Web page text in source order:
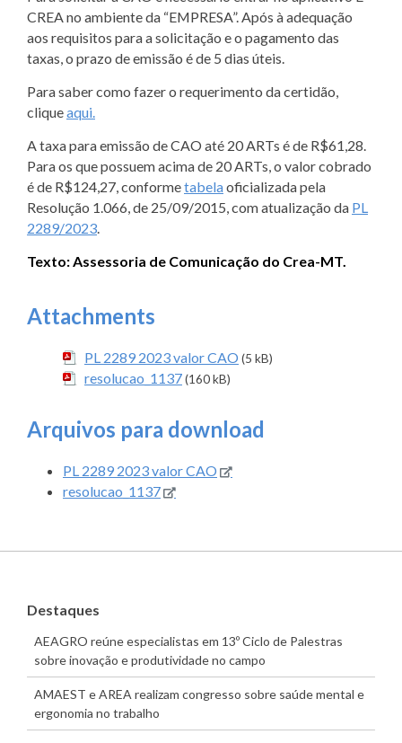
CREA no ambiente da “EMPRESA”. Após à adequação
aos requisitos para a solicitação e o pagamento das
taxas, o prazo de emissão é de 5 dias úteis.
Para saber como fazer o requerimento da certidão,
cliqueaqui.
A taxa para emissão de CAO até 20 ARTs é de R$61,28.
Para os que possuem acima de 20 ARTs, o valor cobrado
é de R$124,27, conformetabelaoficializada pela
Resolução 1.066, de 25/09/2015, com atualização da PL
2289/2023.
Texto: Assessoria de Comunicação do Crea-MT.
Attachments
PL 2289 2023 valor CAO (5 kB)
resolucao_1137(160 kB)
Arquivos para download
PL 2289 2023 valor CAO
resolucao_1137
Destaques
AEAGRO reúne especialistas em 13º Ciclo de Palestras
sobre inovação e produtividade no campo
AMAEST e AREA realizam congresso sobre saúde mental e
ergonomia no trabalho